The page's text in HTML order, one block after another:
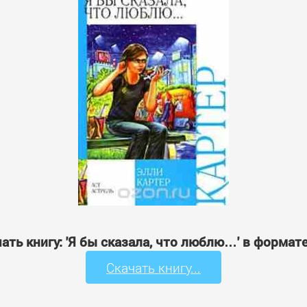
книгу: 'Я бы сказала, что люблю…' в
Скачать книгу...